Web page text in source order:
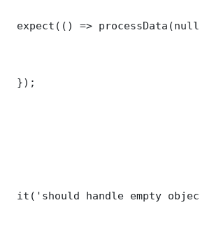
expect(() =>
});
it('should handle empty